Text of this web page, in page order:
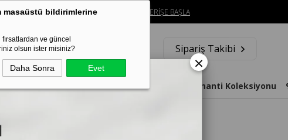
masaüstü bildirimlerine
ve güncel
olsun ister misiniz?
Daha Sonra Evet
İndirim!Sınırlı süreli bu fırsatı kaçırma. ALIŞVERİŞE BAŞLA
Sipariş Takibi
Aynı Gün Teslimat Diamanti Koleksiyonu
×